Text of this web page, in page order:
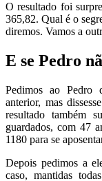
O resultado foi
365,82. Qual é o
diremos. Vamos a
E se Pedro
Pedimos ao Pedro
anterior, mas
resultado também
guardados, com 47
1180 para se
Depois pedimos a
caso, mantidas